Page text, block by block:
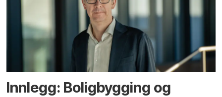
Innlegg: Boligbygging og